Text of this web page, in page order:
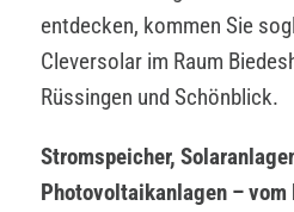
entdecken, kommen Sie
Cleversolar im Raum
Rüssingen und Schönblick.
Stromspeicher,
Photovoltaikanlagen –